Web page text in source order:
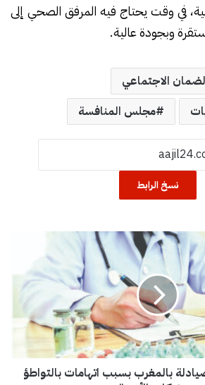
في وقت يحتاج فيه المرفق الصحي إلى
وبجودة عالية.
الاجتماعي
مجلس المنافسة
نسخ الرابط
بالمغرب بسبب اتهامات بالتواطؤ